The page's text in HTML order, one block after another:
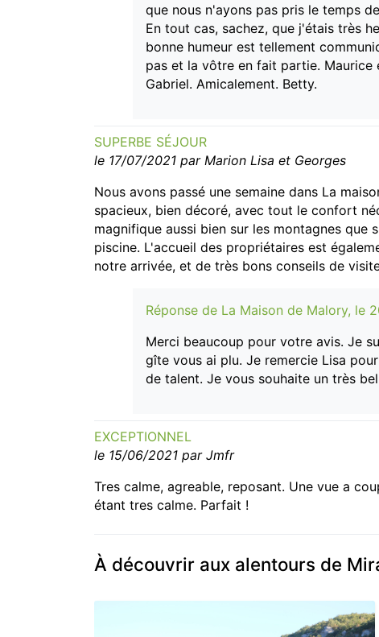
que nous n'ayons pas pris le temps
En tout cas, sachez, que j'étais très
bonne humeur est tellement
pas et la vôtre en fait partie.
Gabriel. Amicalement. Betty.
SUPERBE SÉJOUR
le 17/07/2021 par Marion Lisa et Georges
Nous avons passé une semaine dans La
spacieux, bien décoré, avec tout le confort
magnifique aussi bien sur les montagnes
piscine. L'accueil des propriétaires est
notre arrivée, et de très bons conseils de
Réponse de La Maison de Malory, le
Merci beaucoup pour votre avis. Je
gîte vous ai plu. Je remercie Lisa
de talent. Je vous souhaite un très
EXCEPTIONNEL
le 15/06/2021 par Jmfr
Tres calme, agreable, reposant. Une vue a
étant tres calme. Parfait !
À découvrir aux alentours de